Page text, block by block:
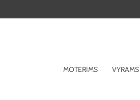
MOTERIMS VYRAMS